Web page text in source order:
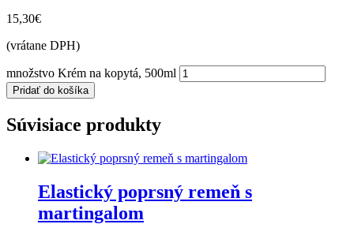
15,30€
(vrátane DPH)
množstvo Krém na kopytá, 500ml
Pridať do košíka
Súvisiace produkty
Elastický poprsný remeň s
martingalom